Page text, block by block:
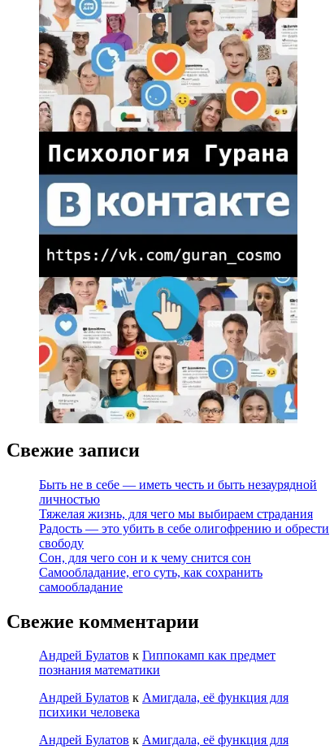
Свежие записи
Быть не в себе — иметь честь и быть незаурядной
личностью
Тяжелая жизнь, для чего мы выбираем страдания
Радость — это убить в себе олигофрению и обрести
свободу
Сон, для чего сон и к чему снится сон
Самообладание, его суть, как сохранить
самообладание
Свежие комментарии
Андрей Булатов к Гиппокамп как предмет
познания математики
Андрей Булатов к Амигдала, её функция для
психики человека
Андрей Булатов к Амигдала, её функция для